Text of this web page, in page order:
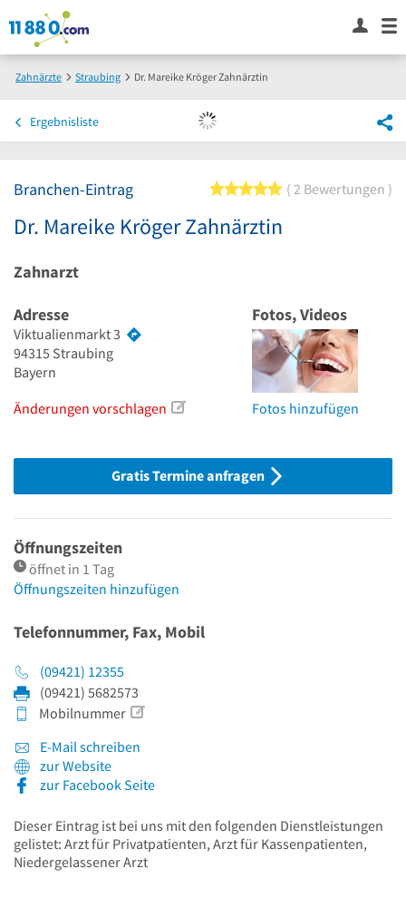
Zahnärzte Straubing Dr. Mareike Kröger Zahnärztin
Ergebnisliste
Branchen-Eintrag 5 von 5 Sternen
2 Bewertungen
Dr. Mareike Kröger Zahnärztin
Zahnarzt
Adresse
Viktualienmarkt 3
94315 Straubing
Bayern
Änderungen vorschlagen
Fotos, Videos
Fotos hinzufügen
Gratis Termine anfragen
Öffnungszeiten
öffnet in 1 Tag
Öffnungszeiten hinzufügen
Telefonnummer, Fax, Mobil
(09421) 12355
(09421) 5682573
Mobilnummer
E-Mail schreiben
zur Website
zur Facebook Seite
Dieser Eintrag ist bei uns mit den folgenden Dienstleistungen
gelistet: Arzt für Privatpatienten, Arzt für Kassenpatienten,
Niedergelassener Arzt